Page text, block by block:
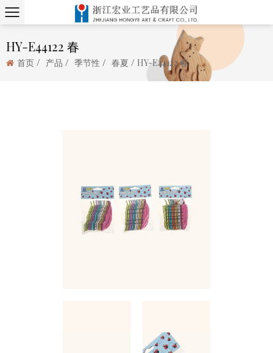
HY-E44122 春
首页 / 产品 / 季节性 / 春夏 / HY-E44122 春